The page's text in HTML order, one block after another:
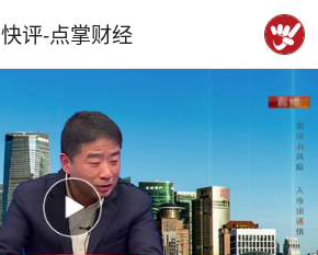
快评-点掌财经